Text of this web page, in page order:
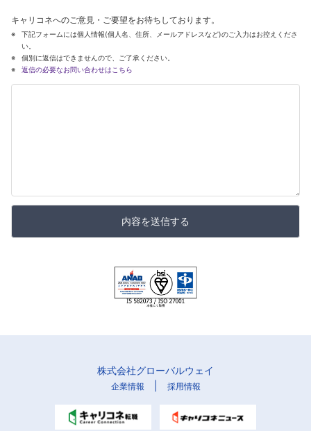
キャリコネへのご意見・ご要望をお待ちしております。
下記フォームには個人情報(個人名、住所、メールアドレスなど)のご入力はお控えくださ
い。
個別に返信はできませんので、ご了承ください。
返信の必要なお問い合わせはこちら
内容を送信する
株式会社グローバルウェイ
企業情報 採用情報